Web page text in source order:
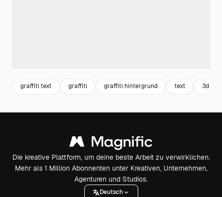
graffiti text graffiti graffiti hintergrund text 3d text
Die kreative Plattform, um deine beste Arbeit zu verwirklichen.
Mehr als 1 Million Abonnenten unter Kreativen, Unternehmen,
Agenturen und Studios.
Deutsch